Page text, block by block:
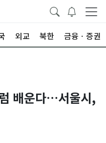
외교 북한 금융ㆍ증권
배운다…서울시,